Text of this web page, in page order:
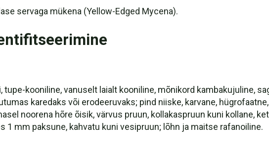
servaga mükena (Yellow-Edged Mycena).
tupe-kooniline, vanuselt laialt kooniline, mõnikord kambakujuline,
karedaks või erodeeruvaks; pind niiske, karvane,
noorena hõre õisik, värvus pruun, kollakaspruun kuni kollane,
1 mm paksune, kahvatu kuni vesipruun; lõhn ja maitse rafanoiline.